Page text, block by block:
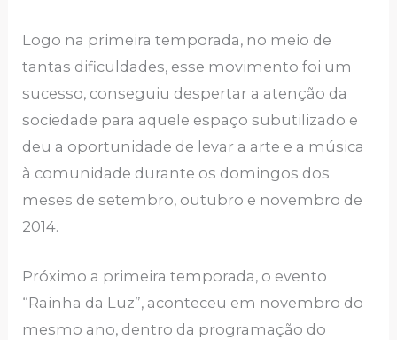
Logo na primeira temporada, no meio de
tantas dificuldades, esse movimento foi um
sucesso, conseguiu despertar a atenção da
sociedade para aquele espaço subutilizado e
deu a oportunidade de levar a arte e a música
à comunidade durante os domingos dos
meses de setembro, outubro e novembro de
2014.
Próximo a primeira temporada, o evento
“Rainha da Luz”, aconteceu em novembro do
mesmo ano, dentro da programação do